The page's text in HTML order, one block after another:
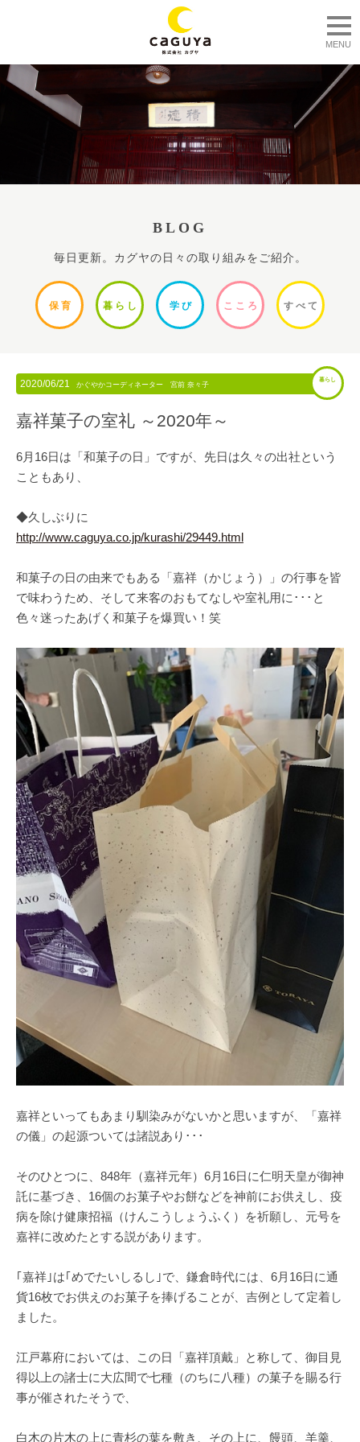
MENU
BLOG
毎日更新。カグヤの日々の取り組みをご紹介。
保 育 暮ら し 学 び ここ ろ すべて
2020/06/21 かぐやかコーディネーター 宮前 奈々子
暮らし
嘉祥菓子の室礼 ～2020年～
6月16日は「和菓子の日」ですが、先日は久々の出社という
こともあり、
◆久しぶりに
http://www.caguya.co.jp/kurashi/29449.html
和菓子の日の由来でもある「嘉祥（かじょう）」の行事を皆
で味わうため、そして来客のおもてなしや室礼用に･･･と
色々迷ったあげく和菓子を爆買い！笑
嘉祥といってもあまり馴染みがないかと思いますが、「嘉祥
の儀」の起源ついては諸説あり･･･
そのひとつに、848年（嘉祥元年）6月16日に仁明天皇が御神
託に基づき、16個のお菓子やお餅などを神前にお供えし、疫
病を除け健康招福（けんこうしょうふく）を祈願し、元号を
嘉祥に改めたとする説があります。
｢嘉祥｣は｢めでたいしるし｣で、鎌倉時代には、6月16日に通
貨16枚でお供えのお菓子を捧げることが、吉例として定着し
ました。
江戸幕府においては、この日「嘉祥頂戴」と称して、御目見
得以上の諸士に大広間で七種（のちに八種）の菓子を賜る行
事が催されたそうで、
白木の片木の上に青杉の葉を敷き、その上に、饅頭、羊羹、